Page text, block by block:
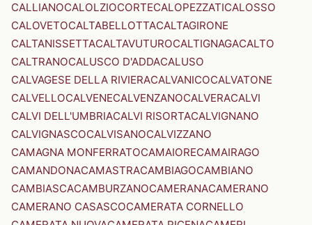
CALLIANOCALOLZIOCORTECALOPEZZATICALOSSO
CALOVETOCALTABELLOTTACALTAGIRONE
CALTANISSETTACALTAVUTUROCALTIGNAGACALTO
CALTRANOCALUSCO D'ADDACALUSO
CALVAGESE DELLA RIVIERACALVANICOCALVATONE
CALVELLOCALVENECALVENZANOCALVERACALVI
CALVI DELL'UMBRIACALVI RISORTACALVIGNANO
CALVIGNASCOCALVISANOCALVIZZANO
CAMAGNA MONFERRATOCAMAIORECAMAIRAGO
CAMANDONACAMASTRACAMBIAGOCAMBIANO
CAMBIASCACAMBURZANOCAMERANACAMERANO
CAMERANO CASASCOCAMERATA CORNELLO